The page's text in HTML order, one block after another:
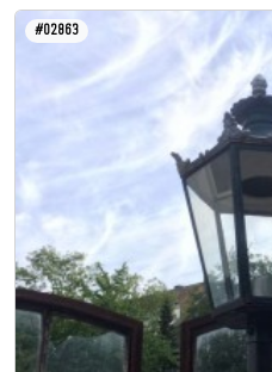
#02863